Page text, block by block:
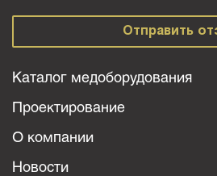
Каталог медоборудования
Проектирование
О компании
Новости
Отправить